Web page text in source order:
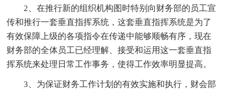
2、在推行新的组织机构图时特别向财务部的员工宣
传和推行一套垂直指挥系统，这套垂直指挥系统是为了
有效保障上级的各项指令在传递中能够顺畅有序，现在
财务部的全体员工已经理解、接受和运用这一套垂直指
挥系统来处理日常工作事务，使得工作效率明显提高。
3、为保证财务工作计划的有效实施和执行，财会部